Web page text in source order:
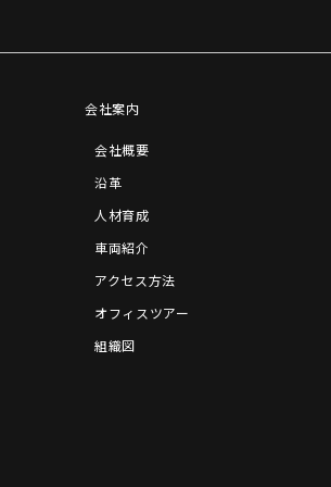
会社案内
会社概要
沿革
人材育成
車両紹介
アクセス方法
オフィスツアー
組織図